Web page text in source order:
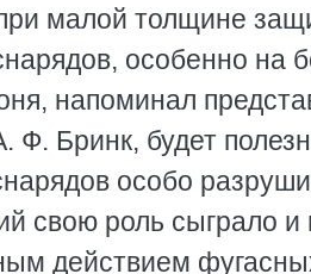
малой толщине
особенно на
напоминал
Ф. Бринк, будет
особо
свою роль сыграло
действием